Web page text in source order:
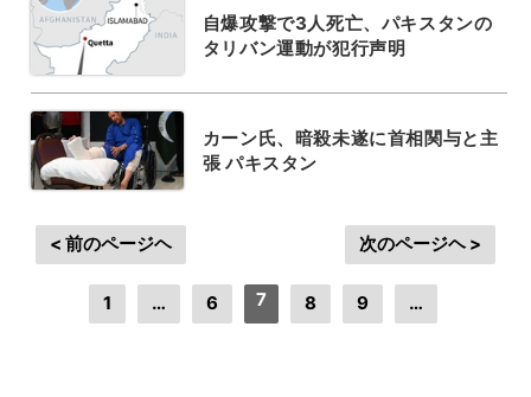
自爆攻撃で3人死亡、パキスタンの
タリバン運動が犯行声明
カーン氏、暗殺未遂に首相関与と主
張 パキスタン
< 前のページヘ
1 … 6 7 8 9 …
次のページヘ >